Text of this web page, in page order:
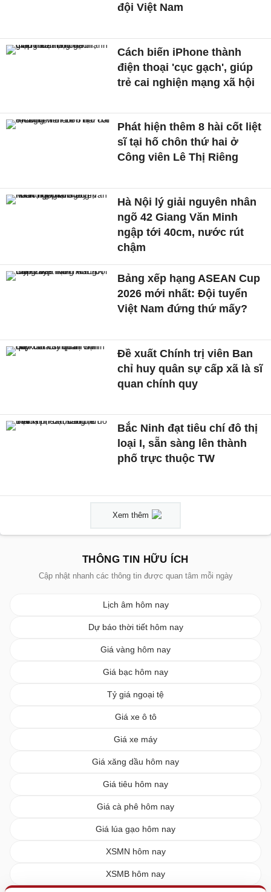
đội Việt Nam
Cách biến iPhone thành
điện thoại 'cục gạch', giúp
trẻ cai nghiện mạng xã hội
Phát hiện thêm 8 hài cốt liệt
sĩ tại hố chôn thứ hai ở
Công viên Lê Thị Riêng
Hà Nội lý giải nguyên nhân
ngõ 42 Giang Văn Minh
ngập tới 40cm, nước rút
chậm
Bảng xếp hạng ASEAN Cup
2026 mới nhất: Đội tuyển
Việt Nam đứng thứ mấy?
Đề xuất Chính trị viên Ban
chỉ huy quân sự cấp xã là sĩ
quan chính quy
Bắc Ninh đạt tiêu chí đô thị
loại I, sẵn sàng lên thành
phố trực thuộc TW
Xem thêm
THÔNG TIN HỮU ÍCH
Cập nhật nhanh các thông tin được quan tâm mỗi ngày
Lịch âm hôm nay
Dự báo thời tiết hôm nay
Giá vàng hôm nay
Giá bạc hôm nay
Tỷ giá ngoại tệ
Giá xe ô tô
Giá xe máy
Giá xăng dầu hôm nay
Giá tiêu hôm nay
Giá cà phê hôm nay
Giá lúa gạo hôm nay
XSMN hôm nay
XSMB hôm nay